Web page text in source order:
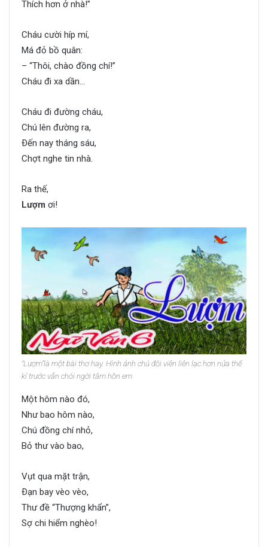
Thích hơn ở nhà!”
Cháu cười híp mí,
Má đỏ bồ quân:
– “Thôi, chào đồng chí!”
Cháu đi xa dần…
Cháu đi đường cháu,
Chú lên đường ra,
Ðến nay tháng sáu,
Chợt nghe tin nhà.
Ra thế,
Lượm ơi!
“Lượm”là một bài thơ hay. Hình ảnh chú đội viên liên lạc hơn nửa thế
kỉ trước vẫn chói ngời tâm hồn em
Một hôm nào đó,
Như bao hôm nào,
Chú đồng chí nhỏ,
Bỏ thư vào bao,
Vụt qua mặt trận,
Ðạn bay vèo vèo,
Thư đề “Thượng khẩn”,
Sợ chi hiểm nghèo!